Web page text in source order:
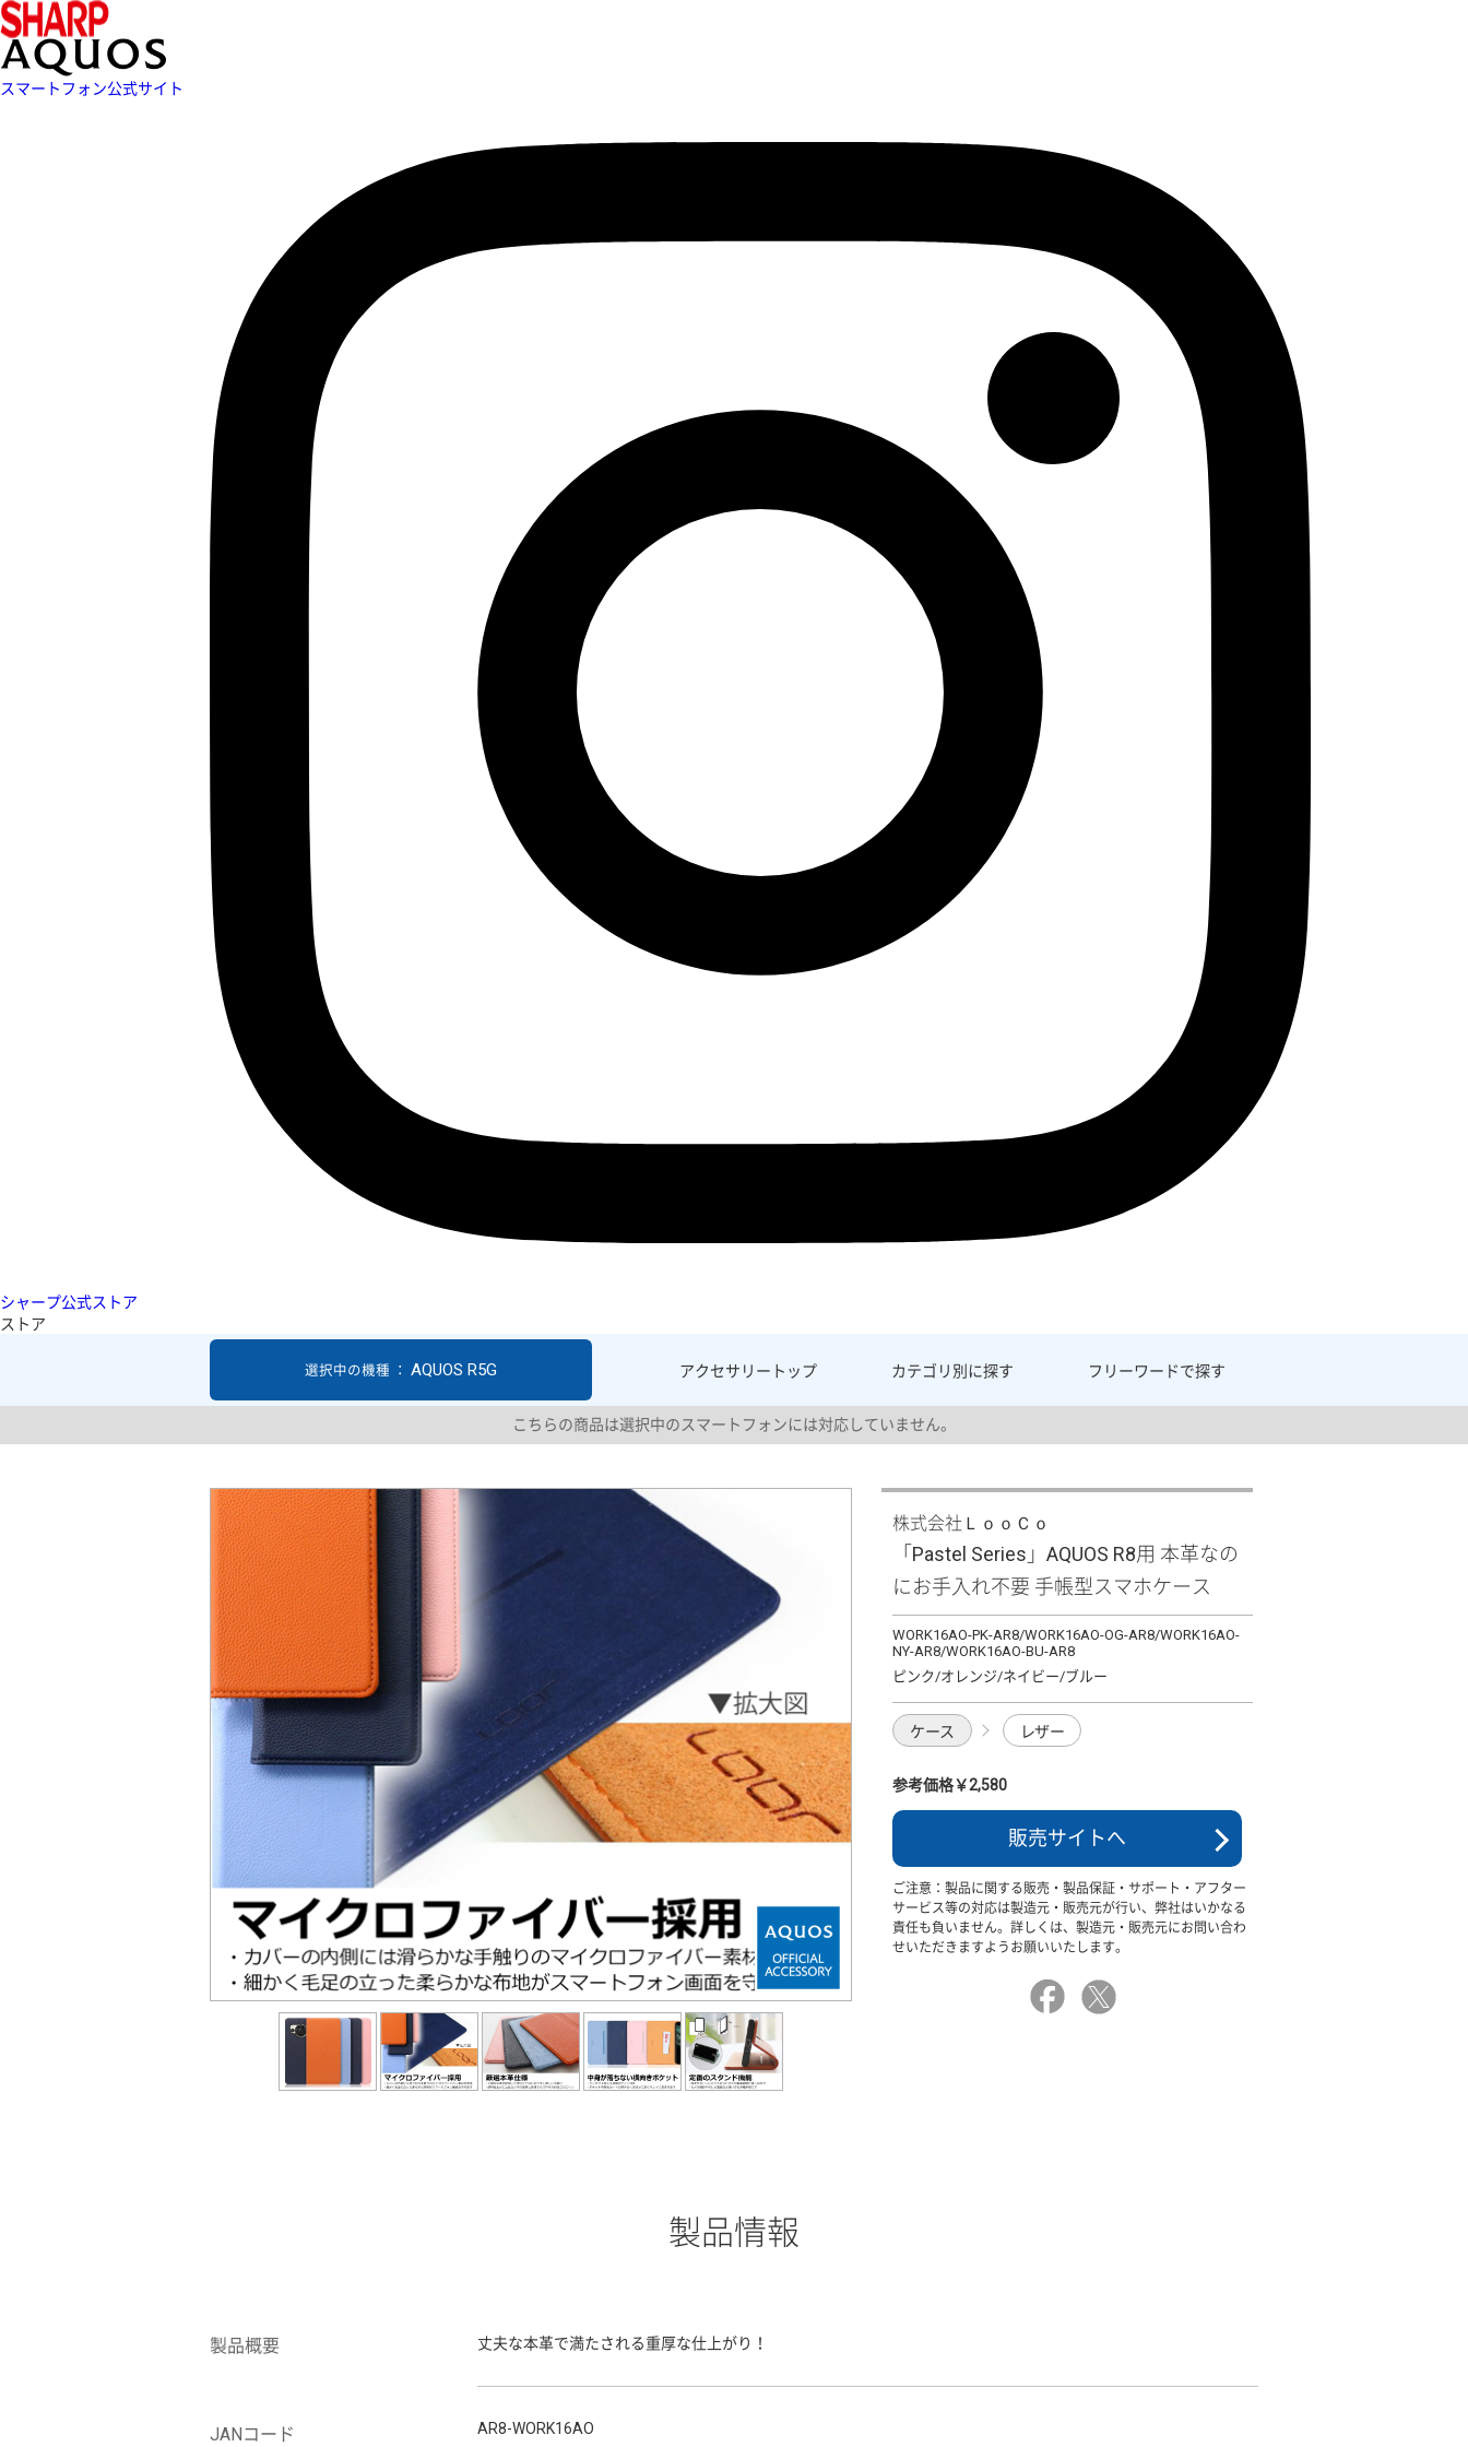
スマートフォン公式サイト
シャープ公式ストア
ストア
アクセサリー トップ カテゴリ別に探す フリーワードで探す
選択中の機種 ： AQUOS R5G
こちらの商品は選択中のスマートフォンには対応していません。
株式会社ＬｏｏＣｏ
「Pastel Series」AQUOS R8用 本革なの
にお手入れ不要 手帳型スマホケース
WORK16AO-PK-AR8/WORK16AO-OG-AR8/WORK16AO-
NY-AR8/WORK16AO-BU-AR8
ピンク/オレンジ/ネイビー/ブルー
ケース レザー
参考価格￥2,580
販売サイトへ
ご注意：製品に関する販売・製品保証・サポート・アフター
サービス等の対応は製造元・販売元が行い、弊社はいかなる
責任も負いません。詳しくは、製造元・販売元にお問い合わ
せいただきますようお願いいたします。
製品情報
製品概要 丈夫な本革で満たされる重厚な仕上がり！
JANコード AR8-WORK16AO